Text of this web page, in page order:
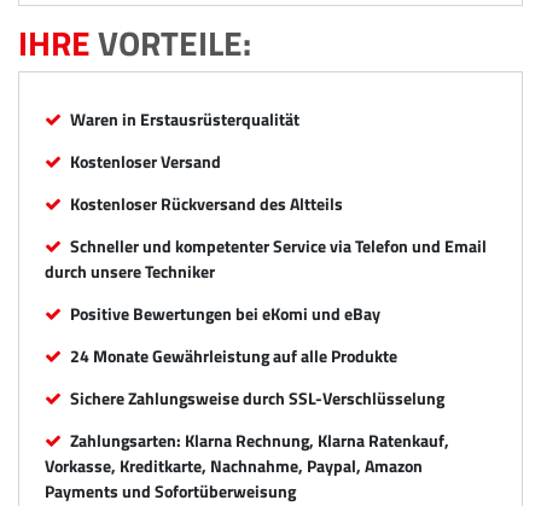
IHREVORTEILE:
Waren in Erstausrüsterqualität
Kostenloser Versand
Kostenloser Rückversand des Altteils
Schneller und kompetenter Service via Telefon und Email
durch unsere Techniker
Positive Bewertungen bei eKomi und eBay
24 Monate Gewährleistung auf alle Produkte
Sichere Zahlungsweise durch SSL-Verschlüsselung
Zahlungsarten: Klarna Rechnung, Klarna Ratenkauf,
Vorkasse, Kreditkarte, Nachnahme, Paypal, Amazon
Payments und Sofortüberweisung